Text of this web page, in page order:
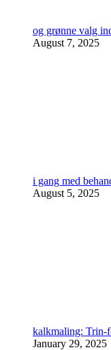
og grønne valg
August 7, 2025
i gang med
August 5, 2025
kalkmaling: Trin-
January 29, 2025